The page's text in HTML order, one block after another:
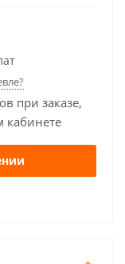
при заказе,
кабинете